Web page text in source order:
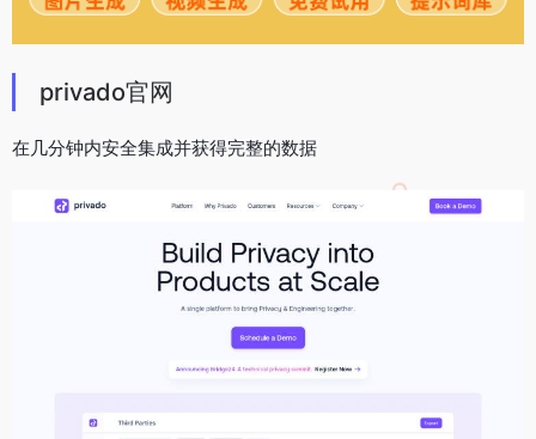
privado官网
在几分钟内安全集成并获得完整的数据